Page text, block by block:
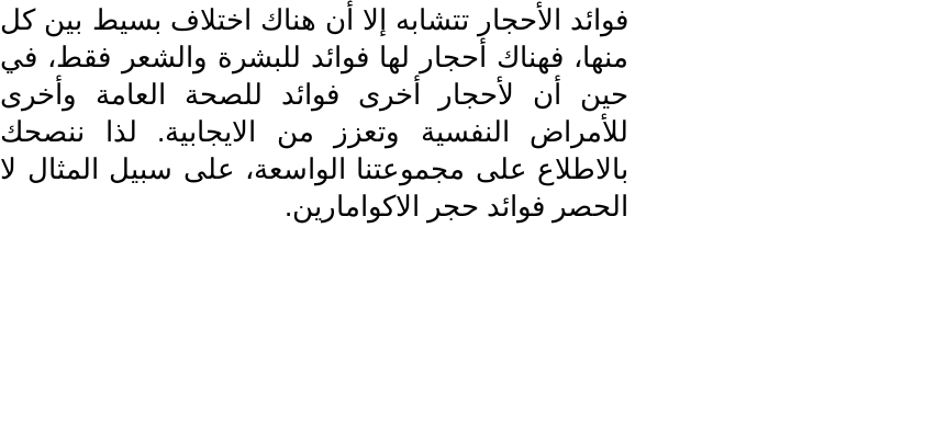
فوائد الأحجار تتشابه إلا أن هناك اختلاف بسيط بين كل
منها، فهناك أحجار لها فوائد للبشرة والشعر فقط، في
حين أن لأحجار أخرى فوائد للصحة العامة وأخرى
للأمراض النفسية وتعزز من الايجابية. لذا ننصحك
بالاطلاع على مجموعتنا الواسعة، على سبيل المثال لا
الحصر فوائد حجر الاكوامارين.